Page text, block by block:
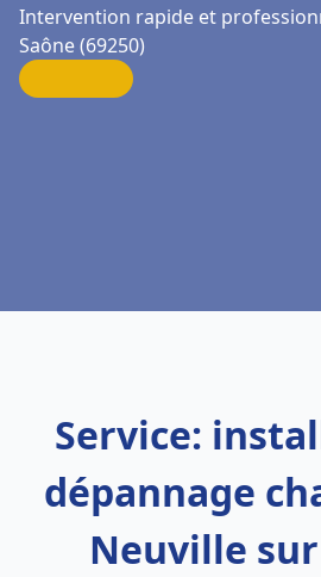
Intervention rapide et
Saône (69250)
Service:
dépannage
Neuville